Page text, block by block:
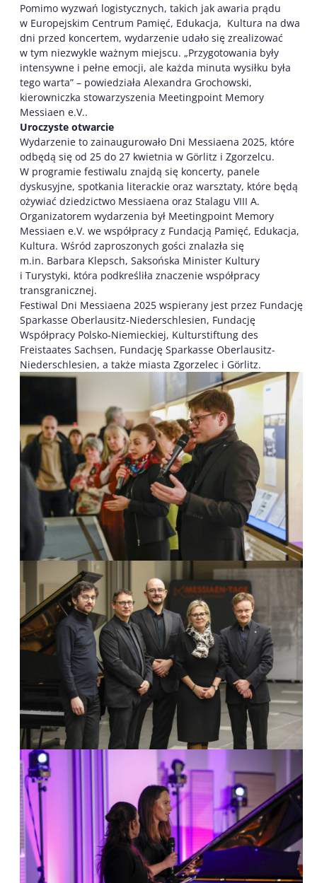
Pomimo wyzwań logistycznych, takich jak awaria prądu
w Europejskim Centrum Pamięć, Edukacja, Kultura na dwa
dni przed koncertem, wydarzenie udało się zrealizować
w tym niezwykle ważnym miejscu. „Przygotowania były
intensywne i pełne emocji, ale każda minuta wysiłku była
tego warta” – powiedziała Alexandra Grochowski,
kierowniczka stowarzyszenia Meetingpoint Memory
Messiaen e.V..
Uroczyste otwarcie
Wydarzenie to zainaugurowało Dni Messiaena 2025, które
odbędą się od 25 do 27 kwietnia w Görlitz i Zgorzelcu.
W programie festiwalu znajdą się koncerty, panele
dyskusyjne, spotkania literackie oraz warsztaty, które będą
ożywiać dziedzictwo Messiaena oraz Stalagu VIII A.
Organizatorem wydarzenia był Meetingpoint Memory
Messiaen e.V. we współpracy z Fundacją Pamięć, Edukacja,
Kultura. Wśród zaproszonych gości znalazła się
m.in. Barbara Klepsch, Saksońska Minister Kultury
i Turystyki, która podkreśliła znaczenie współpracy
transgranicznej.
Festiwal Dni Messiaena 2025 wspierany jest przez Fundację
Sparkasse Oberlausitz-Niederschlesien, Fundację
Współpracy Polsko-Niemieckiej, Kulturstiftung des
Freistaates Sachsen, Fundację Sparkasse Oberlausitz-
Niederschlesien, a także miasta Zgorzelec i Görlitz.